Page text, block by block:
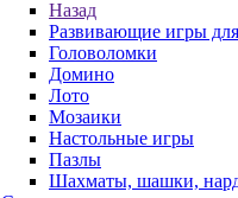
Назад
Развивающие игры
Головоломки
Домино
Лото
Мозаики
Настольные игры
Пазлы
Шахматы, шашки,